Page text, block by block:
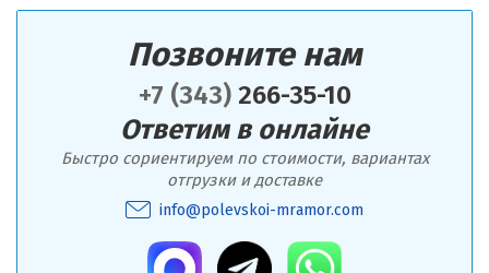
Позвоните нам
+7 (343)266-35-10
Ответим в онлайне
Быстро сориентируем по стоимости, вариантах
отгрузки и доставке
info@polevskoi-mramor.com